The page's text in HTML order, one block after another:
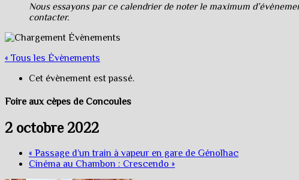
Nous essayons par ce calendrier de noter le maximum
contacter.
« Tous les Évènements
Cet évènement est passé.
Foire aux cèpes de Concoules
2 octobre 2022
« Passage d’un train à vapeur en gare de Génolhac
Cinéma au Chambon : Crescendo »